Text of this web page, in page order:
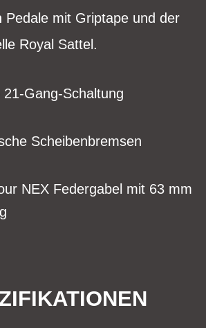
Pedale mit Griptape und der
Royal Sattel.
21-Gang-Schaltung
Scheibenbremsen
NEX Federgabel mit 63 mm